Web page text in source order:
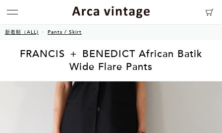
新着順（ALL) Pants / Skirt
FRANCIS ＋ BENEDICT African Batik
Wide Flare Pants